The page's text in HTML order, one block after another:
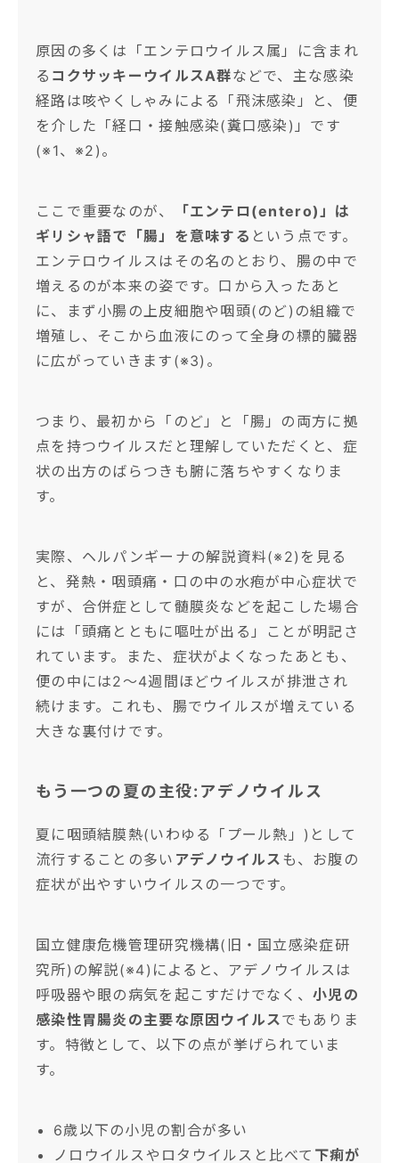
原因の多くは「エンテロウイルス属」に含まれ
る コクサッキーウイルスA群などで、主な感染
経路は咳やくしゃみによる「飛沫感染」と、便
を介した「経口・接触感染(糞口感染)」です
(※1、※2)。
ここで重要なのが、
「エンテロ(entero)」は
ギリシャ語で「腸」を意味する という点です。
エンテロウイルスはその名のとおり、腸の中で
増えるのが本来の姿です。口から入ったあと
に、まず小腸の上皮細胞や咽頭(のど)の組織で
増殖し、そこから血液にのって全身の標的臓器
に広がっていきます(※3)。
つまり、最初から「のど」と「腸」の両方に拠
点を持つウイルスだと理解していただくと、症
状の出方のばらつきも腑に落ちやすくなりま
す。
実際、ヘルパンギーナの解説資料(※2)を見る
と、発熱・咽頭痛・口の中の水疱が中心症状で
すが、合併症として髄膜炎などを起こした場合
には「頭痛とともに嘔吐が出る」ことが明記さ
れています。また、症状がよくなったあとも、
便の中には2〜4週間ほどウイルスが排泄され
続けます。これも、腸でウイルスが増えている
大きな裏付けです。
もう一つの夏の主役:アデノウイルス
夏に咽頭結膜熱(いわゆる「プール熱」)として
流行することの多い アデノウイルス も、お腹の
症状が出やすいウイルスの一つです。
国立健康危機管理研究機構(旧・国立感染症研
究所)の解説(※4)によると、アデノウイルスは
呼吸器や眼の病気を起こすだけでなく、小児の
感染性胃腸炎の主要な原因ウイルスでもありま
す。特徴として、以下の点が挙げられていま
す。
6歳以下の小児の割合が多い
ノロウイルスやロタウイルスと比べて 下痢が